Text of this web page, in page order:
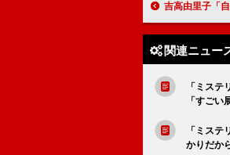
吉高由里子「自分よりも
関連ニュー
「ミス
「すごい
「ミス
かりだか